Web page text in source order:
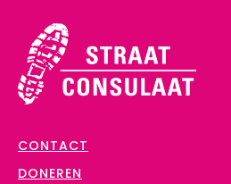
CONTACT
DONEREN